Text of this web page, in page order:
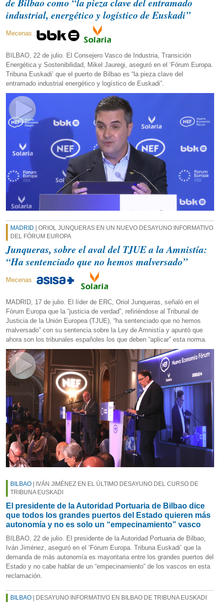
BILBAO | IVÁN JIMÉNEZ EN EL ÚLTIMO DESAYUNO DEL CURSO DE
TRIBUNA EUSKADI
El presidente de la Autoridad Portuaria de Bilbao dice
que todos los grandes puertos del Estado quieren más
autonomía y no es solo un “empecinamiento” vasco
BILBAO, 22 de julio. El presidente de la Autoridad Portuaria de Bilbao,
Iván Jiménez, aseguró en el ‘Fórum Europa. Tribuna Euskadi’ que la
demanda de más autonomía es mayoritaria entre los grandes puertos del
Estado y no cabe hablar de un “empecinamiento” de los vascos en esta
reclamación.
BILBAO | DESAYUNO INFORMATIVO EN BILBAO DE TRIBUNA EUSKADI
industrial, energético y logístico de Euskadi”
Mecenas
BILBAO, 22 de julio. El Consejero Vasco de Industria, Transición
Energética y Sostenibilidad, Mikel Jauregi, aseguró en el ‘Fórum Europa.
Tribuna Euskadi’ que el puerto de Bilbao es “la pieza clave del
entramado industrial energético y logístico de Euskadi”.
MADRID | ORIOL JUNQUERAS EN UN NUEVO DESAYUNO INFORMATIVO
DEL FÓRUM EUROPA
Junqueras, sobre el aval del TJUE a la Amnistía:
“Ha sentenciado que no hemos malversado”
Mecenas
MADRID, 17 de julio. El líder de ERC, Oriol Junqueras, señaló en el
Fórum Europa que la “justicia de verdad”, refiriéndose al Tribunal de
Justicia de la Unión Europea (TJUE), “ha sentenciado que no hemos
malversado” con su sentencia sobre la Ley de Amnistía y apuntó que
ahora son los tribunales españoles los que deben “aplicar” esta norma.